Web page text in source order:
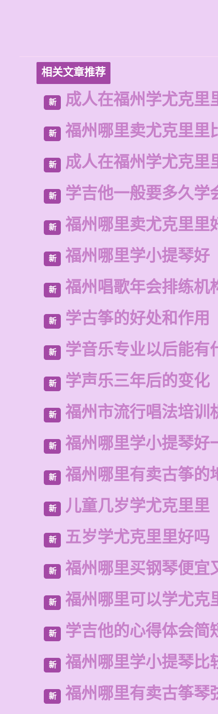
相关文章推荐
新 成人在福州学尤克里
新 福州哪里卖尤克里里
新 成人在福州学尤克里
新 学吉他一般要多久学
新 福州哪里卖尤克里里
新 福州哪里学小提琴好
新 福州唱歌年会排练机
新 学古筝的好处和作用
新 学音乐专业以后能有
新 学声乐三年后的变化
新 福州市流行唱法培训
新 福州哪里学小提琴好
新 福州哪里有卖古筝的
新 儿童几岁学尤克里里
新 五岁学尤克里里好吗
新 福州哪里买钢琴便宜
新 福州哪里可以学尤克
新 学吉他的心得体会简
新 福州哪里学小提琴比
新 福州哪里有卖古筝琴